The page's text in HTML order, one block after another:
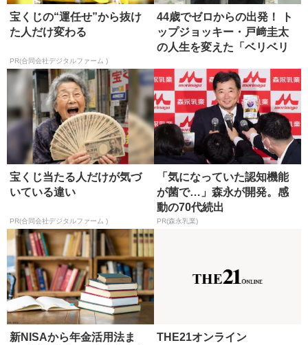
宝くじの“運任せ”から抜け
た人だけ変わる
PR(合同会社デジタルファーム )
44歳でゼロからの出発！ ト
ップジョッキー・戸﨑圭太
の人生を変えた「ベリベリ
宝くじ当たる人だけが気づ
いている違い
PR(合同会社デジタルファーム )
「気になっていた認知機能
が菌で…」森永が開発。感
動の70代続出
PR(森永乳業)
新NISAから年金活用法ま
THE21オンライン